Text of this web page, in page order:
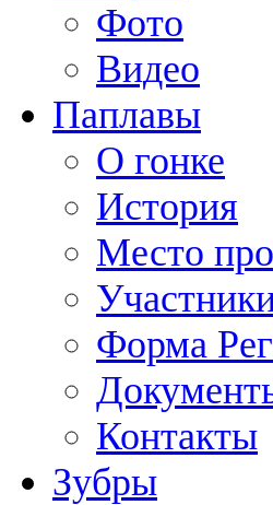
Фото
Видео
Паплавы
О гонке
История
Место
Форма
Контакты
Зубры